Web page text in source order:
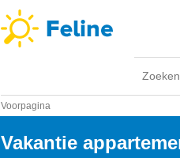
Zoeken
Voorpagina
Vakantie